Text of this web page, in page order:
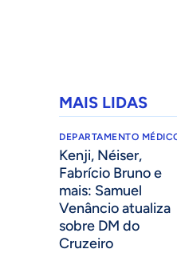
MAIS LIDAS
DEPARTAMENTO
Kenji, Néiser,
Fabrício Bruno e
mais: Samuel
Venâncio atualiza
sobre DM do
Cruzeiro